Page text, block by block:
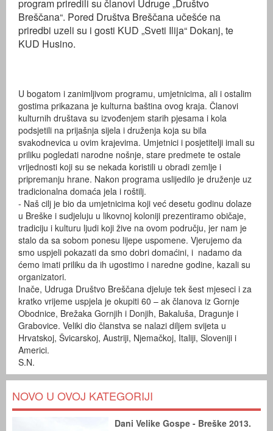
program priredili su članovi Udruge „Društvo
Breščana“. Pored Društva Breščana učešće na
priredbi uzeli su i gosti KUD „Sveti Ilija“ Dokanj, te
KUD Husino.
U bogatom i zanimljivom programu, umjetnicima, ali i ostalim
gostima prikazana je kulturna baština ovog kraja. Članovi
kulturnih društava su izvođenjem starih pjesama i kola
podsjetili na prijašnja sijela i druženja koja su bila
svakodnevica u ovim krajevima. Umjetnici i posjetitelji imali su
priliku pogledati narodne nošnje, stare predmete te ostale
vrijednosti koji su se nekada koristili u obradi zemlje i
pripremanju hrane. Nakon programa uslijedilo je druženje uz
tradicionalna domaća jela i roštilj.
- Naš cilj je bio da umjetnicima koji već desetu godinu dolaze
u Breške i sudjeluju u likovnoj koloniji prezentiramo običaje,
tradiciju i kulturu ljudi koji žive na ovom području, jer nam je
stalo da sa sobom ponesu lijepe uspomene. Vjerujemo da
smo uspjeli pokazati da smo dobri domaćini, i nadamo da
ćemo imati priliku da ih ugostimo i naredne godine, kazali su
organizatori.
Inače, Udruga Društvo Breščana djeluje tek šest mjeseci i za
kratko vrijeme uspjela je okupiti 60 – ak članova iz Gornje
Obodnice, Brežaka Gornjih i Donjih, Bakaluša, Dragunje i
Grabovice. Veliki dio članstva se nalazi diljem svijeta u
Hrvatskoj, Švicarskoj, Austriji, Njemačkoj, Italiji, Sloveniji i
Americi.
S.N.
NOVO U OVOJ KATEGORIJI
Dani Velike Gospe - Breške 2013.